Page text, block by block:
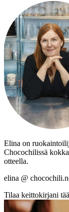
Elina on
Chocochilissä
otteella.
elina @
Tilaa keittokirjani